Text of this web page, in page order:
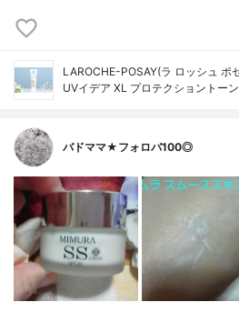
LAROCHE-POSAY(ラ ロッシュ ポ
UVイデア XL プロテクショントー
バドママ★フォロバ100◎